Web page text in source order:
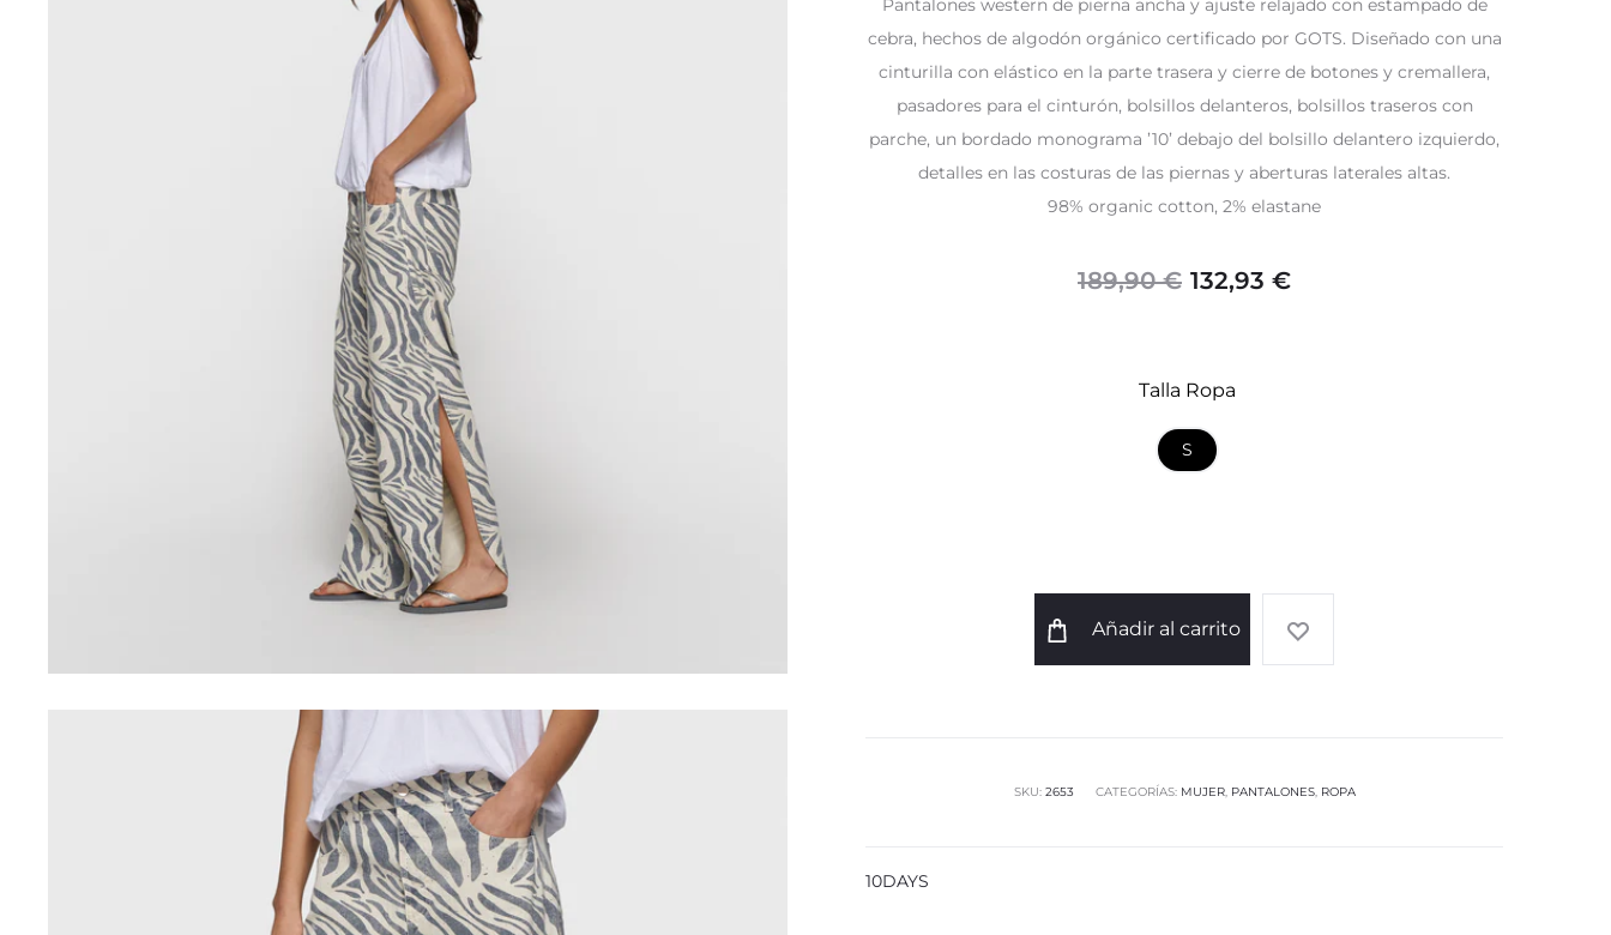
Pantalones western de pierna ancha y ajuste relajado con estampado de
cebra, hechos de algodón orgánico certificado por GOTS. Diseñado con una
cinturilla con elástico en la parte trasera y cierre de botones y cremallera,
pasadores para el cinturón, bolsillos delanteros, bolsillos traseros con
parche, un bordado monograma ’10’ debajo del bolsillo delantero izquierdo,
detalles en las costuras de las piernas y aberturas laterales altas.
98% organic cotton, 2% elastane
189,90€ El
original
era:
132,93 €El
Talla Ropa
S
Añadir al carrito
SKU: 2653 CATEGORÍAS: MUJER, PANTALONES, ROPA
10DAYS